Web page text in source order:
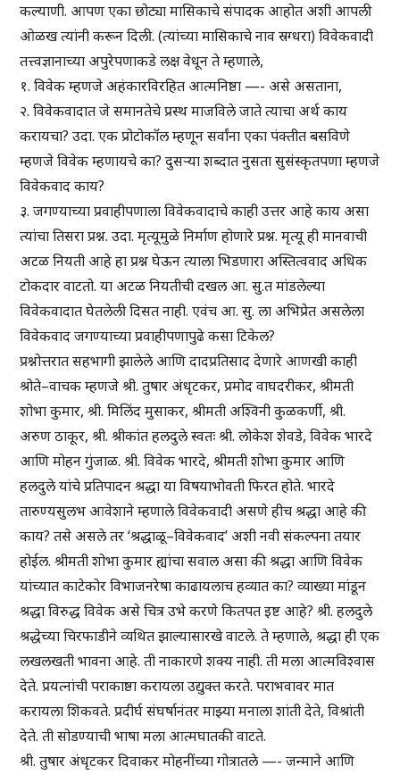
कल्याणी. आपण एका छोट्या मासिकाचे संपादक आहोत अशी आपली
ओळख त्यांनी करून दिली. (त्यांच्या मासिकाचे नाव स्रग्धरा) विवेकवादी
तत्त्वज्ञानाच्या अपुरेपणाकडे लक्ष वेधून ते म्हणाले,
१. विवेक म्हणजे अहंकारविरहित आत्मनिष्ठा —- असे असताना,
२. विवेकवादात जे समानतेचे प्रस्थ माजविले जाते त्याचा अर्थ काय
करायचा? उदा. एक प्रोटोकॉल म्हणून सर्वांना एका पंक्तीत बसविणे
म्हणजे विवेक म्हणायचे का? दुसऱ्या शब्दात नुसता सुसंस्कृतपणा म्हणजे
विवेकवाद काय?
३. जगण्याच्या प्रवाहीपणाला विवेकवादाचे काही उत्तर आहे काय असा
त्यांचा तिसरा प्रश्न. उदा. मृत्यूमुळे निर्माण होणारे प्रश्न. मृत्यू ही मानवाची
अटळ नियती आहे हा प्रश्न घेऊन त्याला भिडणारा अस्तित्ववाद अधिक
टोकदार वाटतो. या अटळ नियतीची दखल आ. सु.त मांडलेल्या
विवेकवादात घेतलेली दिसत नाही. एवंच आ. सु. ला अभिप्रेत असलेला
विवेकवाद जगण्याच्या प्रवाहीपणापुढे कसा टिकेल?
प्रश्नोत्तरात सहभागी झालेले आणि दादप्रतिसाद देणारे आणखी काही
श्रोते–वाचक म्हणजे श्री. तुषार अंधृटकर, प्रमोद वाघदरीकर, श्रीमती
शोभा कुमार, श्री. मिलिंद मुसाकर, श्रीमती अश्विनी कुळकर्णी, श्री.
अरुण ठाकूर, श्री. श्रीकांत हलदुले स्वतः श्री. लोकेश शेवडे, विवेक भारदे
आणि मोहन गुंजाळ. श्री. विवेक भारदे, श्रीमती शोभा कुमार आणि
हलदुले यांचे प्रतिपादन श्रद्धा या विषयाभोवती फिरत होते. भारदे
तारुण्यसुलभ आवेशाने म्हणाले विवेकवादी असणे हीच श्रद्धा आहे की
काय? तसे असले तर ‘श्रद्धाळू–विवेकवाद’ अशी नवी संकल्पना तयार
होईल. श्रीमती शोभा कुमार ह्यांचा सवाल असा की श्रद्धा आणि विवेक
यांच्यात काटेकोर विभाजनरेषा काढायलाच हव्यात का? व्याख्या मांडून
श्रद्धा विरुद्ध विवेक असे चित्र उभे करणे कितपत इष्ट आहे? श्री. हलदुले
श्रद्धेच्या चिरफाडीने व्यथित झाल्यासारखे वाटले. ते म्हणाले, श्रद्धा ही एक
लखलखती भावना आहे. ती नाकारणे शक्य नाही. ती मला आत्मविश्वास
देते. प्रयत्नांची पराकाष्ठा करायला उद्युक्त करते. पराभवावर मात
करायला शिकवते. प्रदीर्घ संघर्षानंतर माझ्या मनाला शांती देते, विश्रांती
देते. ती सोडण्याची भाषा मला आत्मघातकी वाटते.
श्री. तुषार अंधृटकर दिवाकर मोहनींच्या गोत्रातले —- जन्माने आणि